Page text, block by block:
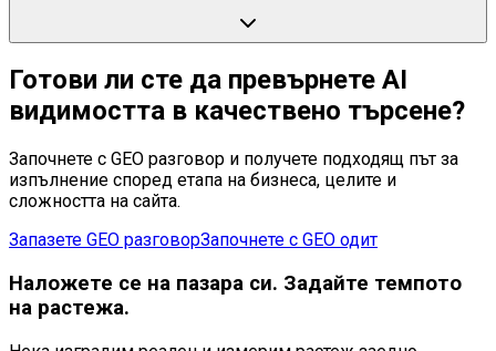
Готови ли сте да превърнете AI
видимостта в качествено търсене?
Започнете с GEO разговор и получете подходящ път за
изпълнение според етапа на бизнеса, целите и
сложността на сайта.
Запазете GEO разговорЗапочнете с GEO одит
Наложете се на пазара си. Задайте темпото
на растежа.